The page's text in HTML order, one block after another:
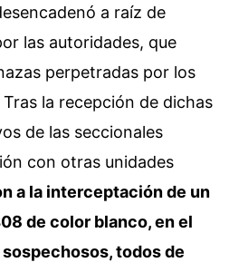
a raíz de
las autoridades, que
perpetradas por los
la recepción de dichas
de las seccionales
con otras unidades
a la interceptación de un
de color blanco, en el
todos de